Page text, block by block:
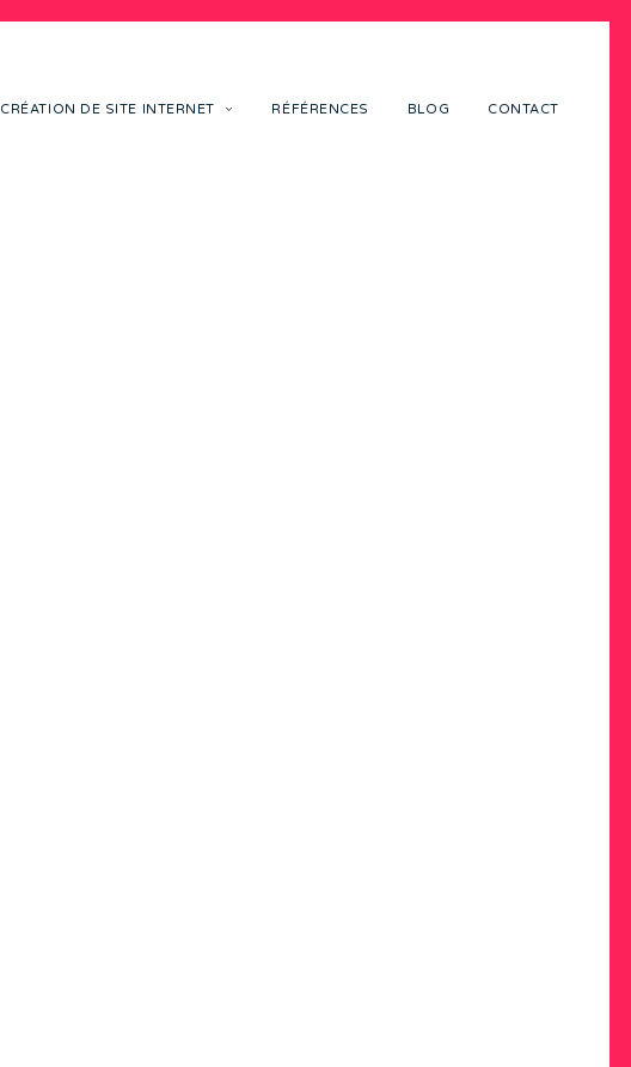
CRÉATION DE SITE INTERNET RÉFÉRENCES BLOG CONTACT